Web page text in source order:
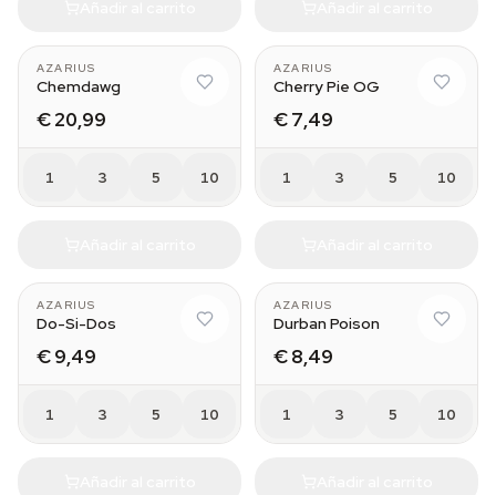
AZARIUS
Chemdawg
€ 20,99
1 3 5 10
AZARIUS
Cherry Pie OG
€ 7,49
1 3 5 10
AZARIUS
Do-Si-Dos
€ 9,49
1 3 5 10
AZARIUS
Durban Poison
€ 8,49
1 3 5 10